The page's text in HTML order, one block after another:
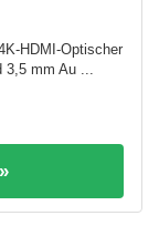
HDMI-Optischer
mm Au ...